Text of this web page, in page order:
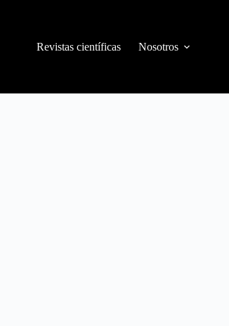
Revistas científicas Nosotros